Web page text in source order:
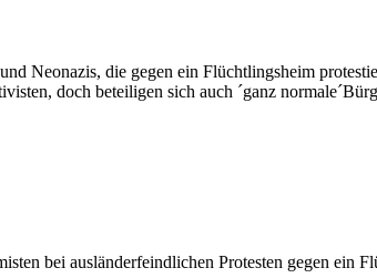
Neonazis, die gegen ein Flüchtlingsheim
doch beteiligen sich auch ´ganz
bei ausländerfeindlichen Protesten gegen ein